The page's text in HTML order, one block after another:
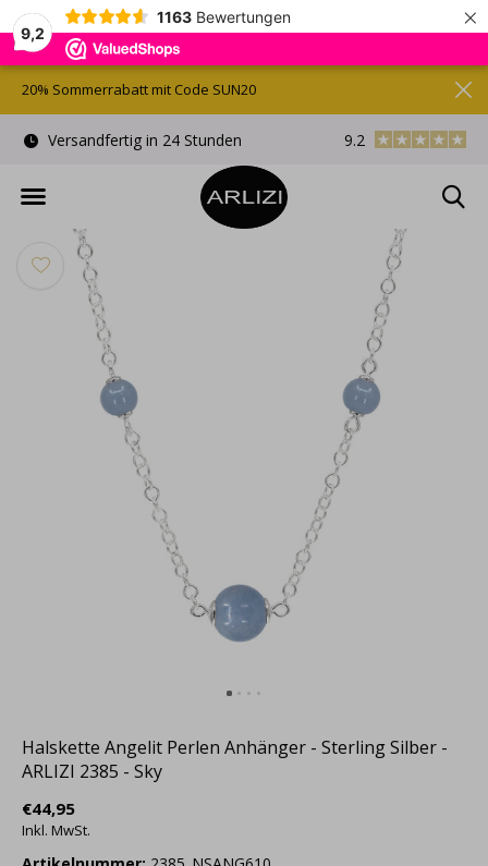
9,2
1163 Bewertungen ×
Versandfertig in 24 Stunden Kostenlose
9.2
20% Sommerrabatt mit Code SUN20
Halskette Angelit Perlen Anhänger - Sterling Silber -
ARLIZI 2385 - Sky
€44,95
Inkl. MwSt.